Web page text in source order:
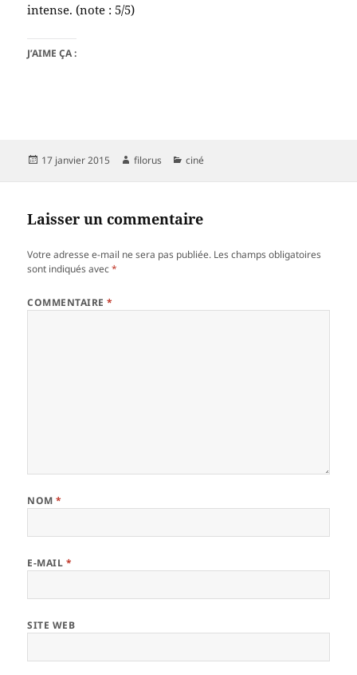
intense. (note : 5/5)
J’AIME ÇA :
Publié
17 janvier 2015 Auteur
filorus Catégories
ciné
Laisser un commentaire
Votre adresse e-mail ne sera pas publiée. Les champs obligatoires
sont indiqués avec*
COMMENTAIRE*
NOM*
E-MAIL *
SITE WEB